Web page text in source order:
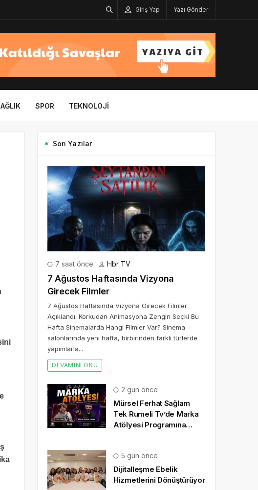
Giriş Yap Yazı Gönder
SPOR TEKNOLOJI
Son Yazılar
7 saat önce Hbr TV
7 Ağustos Haftasında Vizyona
Girecek Filmler
7 Ağustos Haftasında Vizyona Girecek Filmler
Açıklandı: Korkudan Animasyona Zengin Seçki Bu
Hafta Sinemalarda Hangi Filmler Var? Sinema
salonlarında yeni hafta, birbirinden farklı türlerde
yapımlarla...
DEVAMINI OKU
2 gün önce
Mürsel Ferhat Sağlam
Tek Rumeli Tv’de Marka
Atölyesi Programına
5 gün önce
Dijitalleşme Ebelik
Hizmetlerini Dönüştürüyor